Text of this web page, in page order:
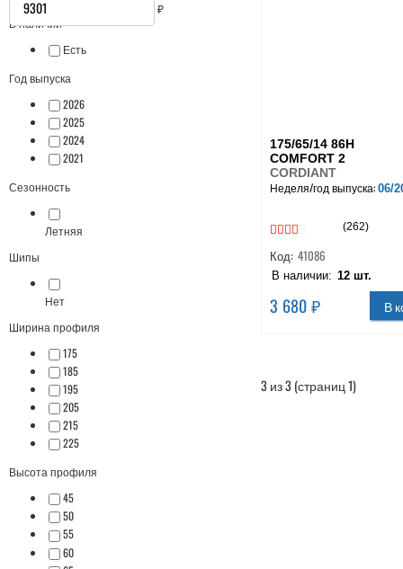
₽
В наличии
Есть
Год выпуска
2026
2025
2024
2021
Сезонность
Летняя
Шипы
Нет
Ширина профиля
175
185
195
205
215
225
Высота профиля
45
50
55
60
175/65/14 86H
COMFORT 2
CORDIANT
Неделя/год выпуска: 06/
(262)
Код: 41086
В наличии: 12 шт.
3 680 ₽ В
3 из 3 (страниц 1)